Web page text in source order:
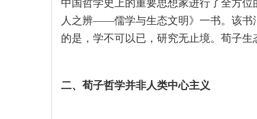
中国哲学史上的重要思想家进行了全方
人之辨——儒学与生态文明》一书。该书
的是，学不可以已，研究无止境。荀子生
二、荀子哲学并非人类中心主义